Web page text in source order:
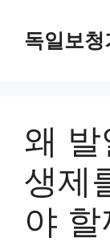
content독일보청
왜
생제
야